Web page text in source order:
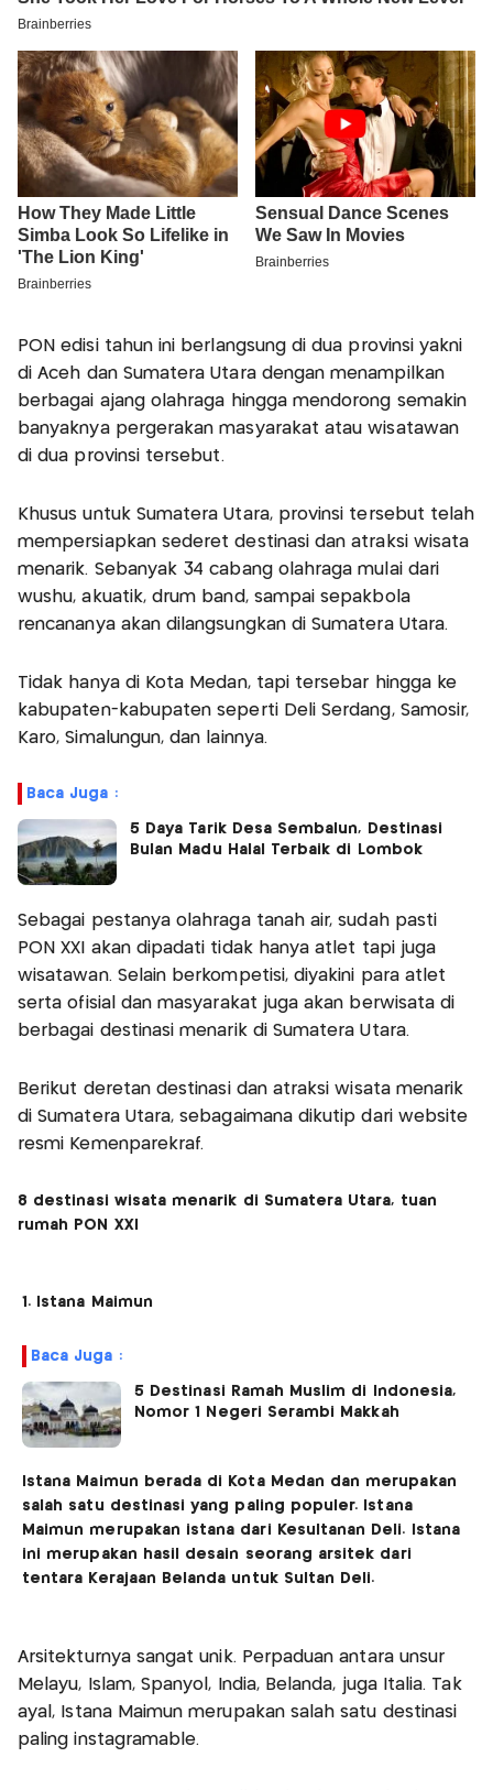
PON edisi tahun ini berlangsung di dua provinsi yakni
di Aceh dan Sumatera Utara dengan menampilkan
berbagai ajang olahraga hingga mendorong semakin
banyaknya pergerakan masyarakat atau wisatawan
di dua provinsi tersebut.
Khusus untuk Sumatera Utara, provinsi tersebut telah
mempersiapkan sederet destinasi dan atraksi wisata
menarik. Sebanyak 34 cabang olahraga mulai dari
wushu, akuatik, drum band, sampai sepakbola
rencananya akan dilangsungkan di Sumatera Utara.
Tidak hanya di Kota Medan, tapi tersebar hingga ke
kabupaten-kabupaten seperti Deli Serdang, Samosir,
Karo, Simalungun, dan lainnya.
Baca Juga :
5 Daya Tarik Desa Sembalun, Destinasi
Bulan Madu Halal Terbaik di Lombok
Sebagai pestanya olahraga tanah air, sudah pasti
PON XXI akan dipadati tidak hanya atlet tapi juga
wisatawan. Selain berkompetisi, diyakini para atlet
serta ofisial dan masyarakat juga akan berwisata di
berbagai destinasi menarik di Sumatera Utara.
Berikut deretan destinasi dan atraksi wisata menarik
di Sumatera Utara, sebagaimana dikutip dari website
resmi Kemenparekraf.
8 destinasi wisata menarik di Sumatera Utara, tuan
rumah PON XXI
1. Istana Maimun
Baca Juga :
5 Destinasi Ramah Muslim di Indonesia,
Nomor 1 Negeri Serambi Makkah
Istana Maimun berada di Kota Medan dan merupakan
salah satu destinasi yang paling populer. Istana
Maimun merupakan istana dari Kesultanan Deli. Istana
ini merupakan hasil desain seorang arsitek dari
tentara Kerajaan Belanda untuk Sultan Deli.
Arsitekturnya sangat unik. Perpaduan antara unsur
Melayu, Islam, Spanyol, India, Belanda, juga Italia. Tak
ayal, Istana Maimun merupakan salah satu destinasi
paling instagramable.